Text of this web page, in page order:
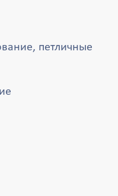
петличные